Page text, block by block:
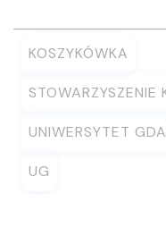
KOSZYKÓWKA
STOWARZYSZENIE
UNIWERSYTET
UG